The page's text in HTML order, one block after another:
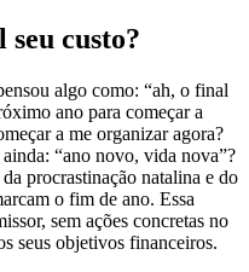
seu custo?
algo como: “ah, o final
ano para começar a
a me organizar agora?
“ano novo, vida nova”?
procrastinação natalina e do
o fim de ano. Essa
sem ações concretas no
seus objetivos financeiros.